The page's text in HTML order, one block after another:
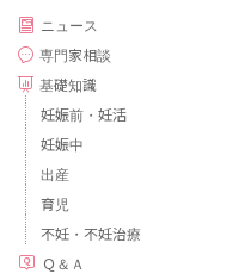
ニュース
専門家相談
基礎知識
妊娠前・妊活
妊娠中
出産
育児
不妊・不妊治療
Ｑ＆Ａ